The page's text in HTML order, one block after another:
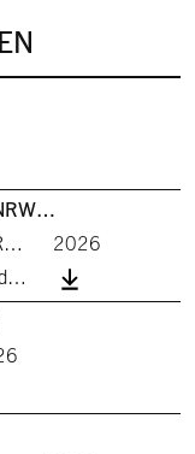
2026